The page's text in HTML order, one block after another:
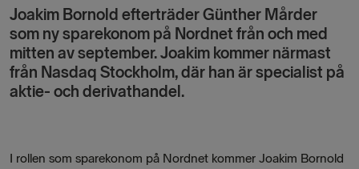
Joakim Bornold efterträder Günther Mårder
som ny sparekonom på Nordnet från och med
mitten av september. Joakim kommer närmast
från Nasdaq Stockholm, där han är specialist på
aktie- och derivathandel.
I rollen som sparekonom på Nordnet kommer Joakim Bornold